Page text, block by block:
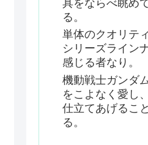
具をならべ眺め
る。
単体のクオリテ
シリーズライン
感じる者なり。
機動戦士ガンダ
をこよなく愛し
仕立てあげるこ
る。